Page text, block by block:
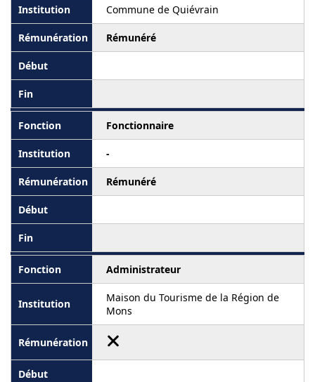
Commune de Quiévrain
Rémunéré
Fonctionnaire
-
Rémunéré
Administrateur
Maison du Tourisme de la Région de
Mons